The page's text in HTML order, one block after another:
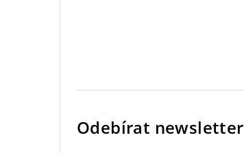
Odebírat newsletter